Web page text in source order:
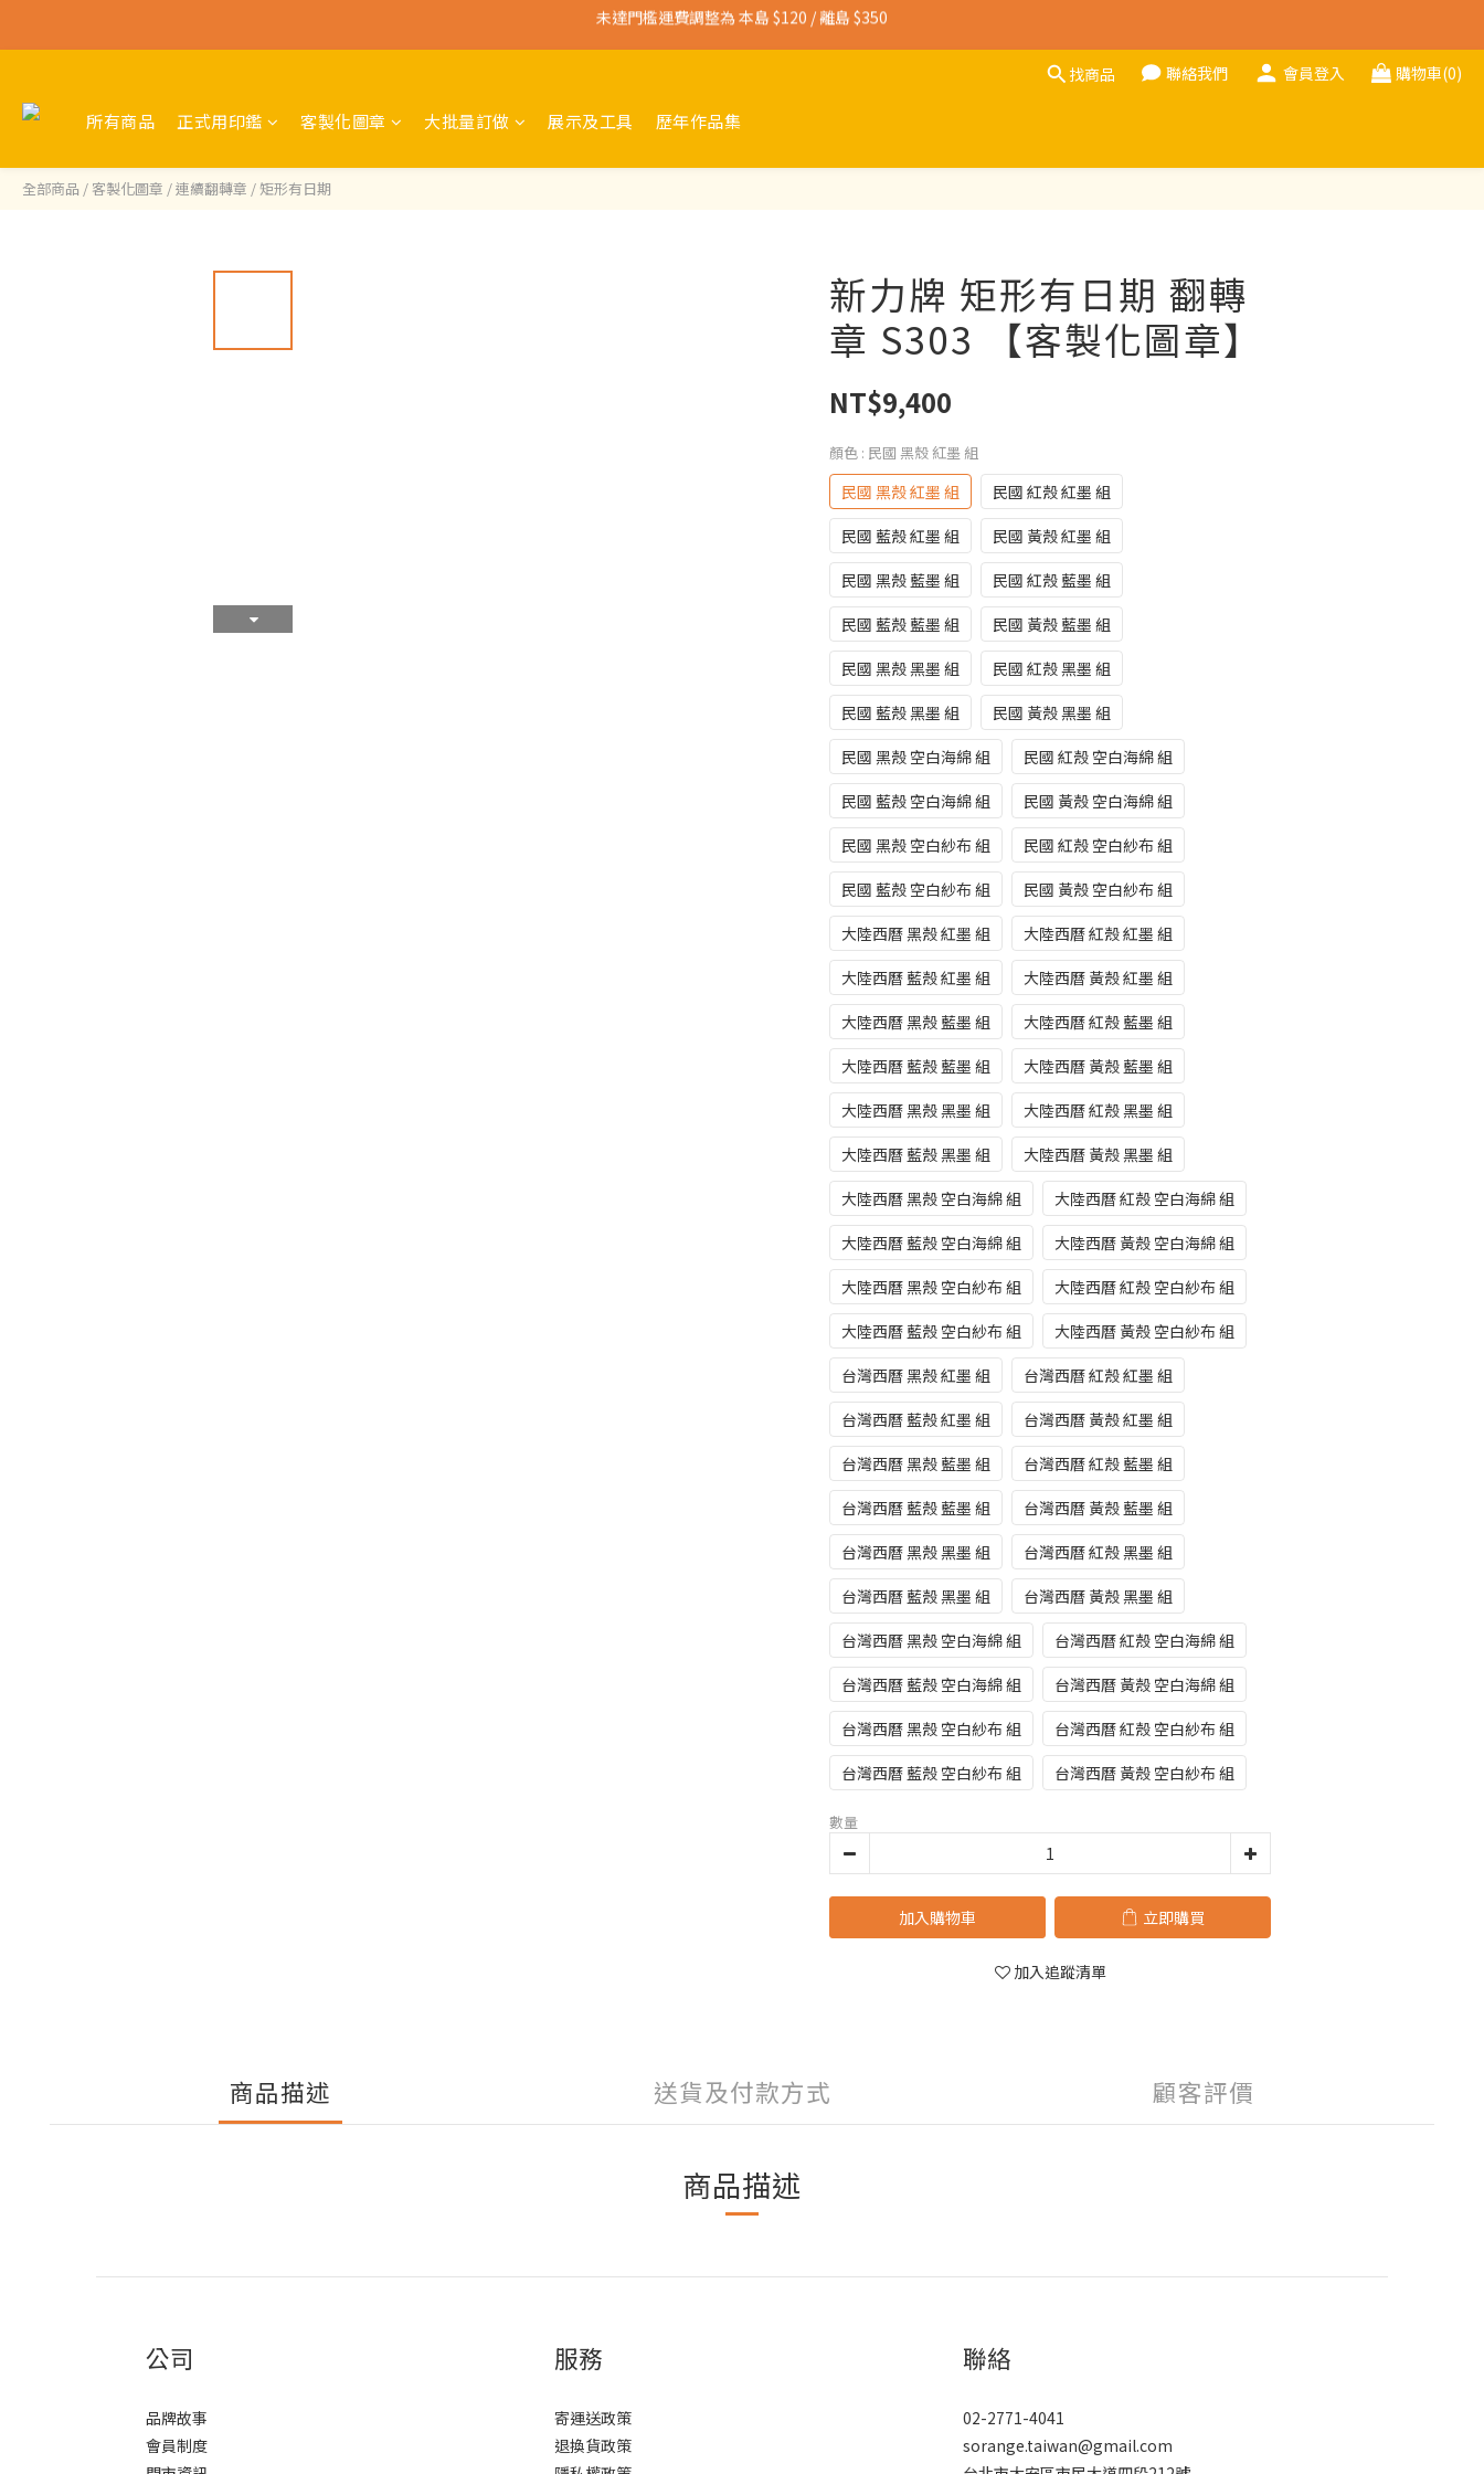
寄送免運門檻調整為 本島 $3,000 / 離島 $4,500
找商品
聯絡我們 會員登入 購物車(0)
所有商品 正式用印鑑 客製化圖章 大批量訂做 展示及工具 歷年作品集
全部商品 / 客製化圖章 /連續翻轉章 /矩形有日期
新力牌 矩形有日期 翻轉
章 S303 【客製化圖章】
NT$9,400
顏色 : 民國 黑殼 紅墨 組
民國 黑殼 紅墨 組
民國 紅殼 紅墨 組
民國 藍殼 紅墨 組
民國 黃殼 紅墨 組
民國 黑殼 藍墨 組
民國 紅殼 藍墨 組
民國 藍殼 藍墨 組
民國 黃殼 藍墨 組
民國 黑殼 黑墨 組
民國 紅殼 黑墨 組
民國 藍殼 黑墨 組
民國 黃殼 黑墨 組
民國 黑殼 空白海綿 組
民國 紅殼 空白海綿 組
民國 藍殼 空白海綿 組
民國 黃殼 空白海綿 組
民國 黑殼 空白紗布 組
民國 紅殼 空白紗布 組
民國 藍殼 空白紗布 組
民國 黃殼 空白紗布 組
大陸西曆 黑殼 紅墨 組
大陸西曆 紅殼 紅墨 組
大陸西曆 藍殼 紅墨 組
大陸西曆 黃殼 紅墨 組
大陸西曆 黑殼 藍墨 組
大陸西曆 紅殼 藍墨 組
大陸西曆 藍殼 藍墨 組
大陸西曆 黃殼 藍墨 組
大陸西曆 黑殼 黑墨 組
大陸西曆 紅殼 黑墨 組
大陸西曆 藍殼 黑墨 組
大陸西曆 黃殼 黑墨 組
大陸西曆 黑殼 空白海綿 組
大陸西曆 紅殼 空白海綿 組
大陸西曆 藍殼 空白海綿 組
大陸西曆 黃殼 空白海綿 組
大陸西曆 黑殼 空白紗布 組
大陸西曆 紅殼 空白紗布 組
大陸西曆 藍殼 空白紗布 組
大陸西曆 黃殼 空白紗布 組
台灣西曆 黑殼 紅墨 組
台灣西曆 紅殼 紅墨 組
台灣西曆 藍殼 紅墨 組
台灣西曆 黃殼 紅墨 組
台灣西曆 黑殼 藍墨 組
台灣西曆 紅殼 藍墨 組
台灣西曆 藍殼 藍墨 組
台灣西曆 黃殼 藍墨 組
台灣西曆 黑殼 黑墨 組
台灣西曆 紅殼 黑墨 組
台灣西曆 藍殼 黑墨 組
台灣西曆 黃殼 黑墨 組
台灣西曆 黑殼 空白海綿 組
台灣西曆 紅殼 空白海綿 組
台灣西曆 藍殼 空白海綿 組
台灣西曆 黃殼 空白海綿 組
台灣西曆 黑殼 空白紗布 組
台灣西曆 紅殼 空白紗布 組
台灣西曆 藍殼 空白紗布 組
台灣西曆 黃殼 空白紗布 組
數量
加入購物車 立即購買
加入追蹤清單
商品描述 送貨及付款方式 顧客評價
商品描述
公司
品牌故事
會員制度
服務
寄運送政策
退換貨政策
聯絡
02-2771-4041
sorange.taiwan@gmail.com